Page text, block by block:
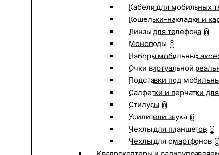
Кабели для мобильных
Кошельки-накладки и
Линзы для телефона 0
Моноподы 0
Наборы мобильных
Очки виртуальной
Подставки под
Салфетки и перчатки
Стилусы 0
Усилители звука 0
Чехлы для планшетов 0
Чехлы для смартфонов 0